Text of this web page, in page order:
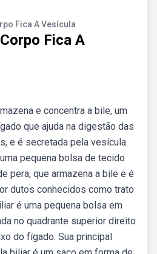
Fica A Vesícula
Fica A
e concentra a bile, um
que ajuda na digestão das
e é secretada pela vesícula.
pequena bolsa de tecido
pera, que armazena a bile e é
dutos conhecidos como trato
é uma pequena bolsa em
no quadrante superior direito
do fígado. Sua principal